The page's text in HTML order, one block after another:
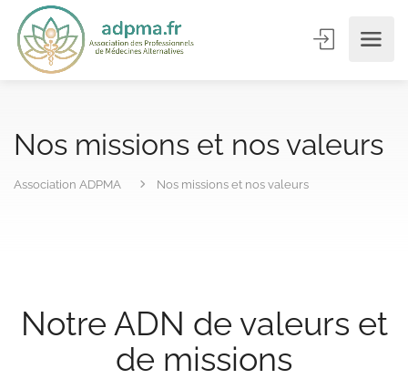
Nos missions et nos valeurs
Association ADPMA Nos missions et nos valeurs
Notre ADN de valeurs et
de missions